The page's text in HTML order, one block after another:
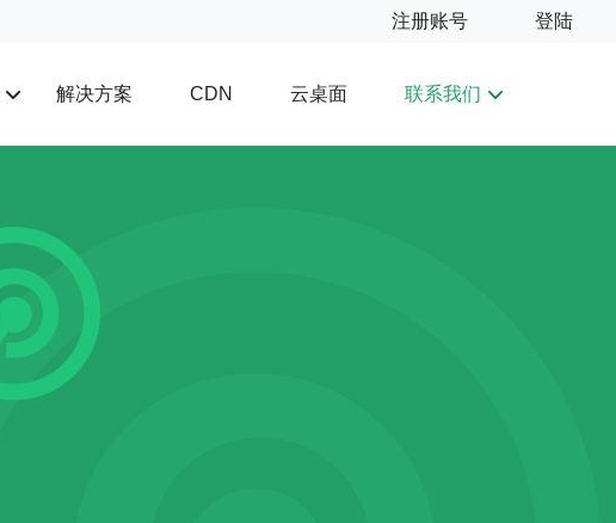
注册账号 登陆
解决方案 CDN 云桌面 联系我们